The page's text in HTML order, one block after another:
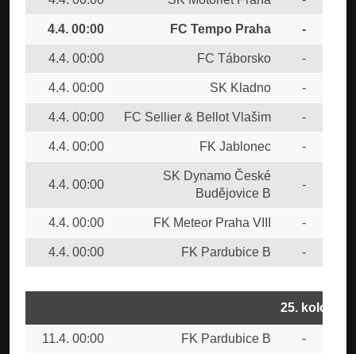
4.4. 00:00 FC Tempo Praha -
4.4. 00:00 FC Táborsko -
4.4. 00:00 SK Kladno -
4.4. 00:00 FC Sellier & Bellot Vlašim -
4.4. 00:00 FK Jablonec -
4.4. 00:00
SK Dynamo České
Budějovice B
-
4.4. 00:00 FK Meteor Praha VIII -
4.4. 00:00 FK Pardubice B -
25. kolo
11.4. 00:00 FK Pardubice B -